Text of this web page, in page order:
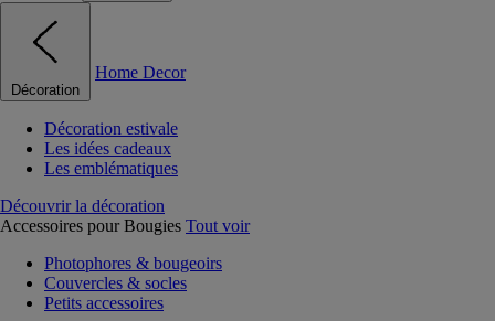
Décoration
Home Decor
Décoration estivale
Les idées cadeaux
Les emblématiques
Découvrir la décoration
Accessoires pour Bougies Tout voir
Photophores & bougeoirs
Couvercles & socles
Petits accessoires